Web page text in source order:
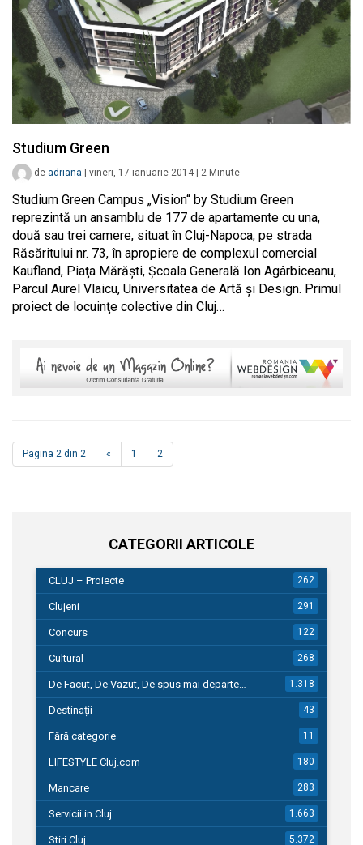
Studium Green
de adriana vineri, 17 ianuarie 2014 2 Minute
Studium Green Campus „Vision“ by Studium Green
reprezintă un ansamblu de 177 de apartamente cu una,
două sau trei camere, situat în Cluj-Napoca, pe strada
Răsăritului nr. 73, în apropiere de complexul comercial
Kaufland, Piaţa Mărăşti, Şcoala Generală Ion Agârbiceanu,
Parcul Aurel Vlaicu, Universitatea de Artă şi Design. Primul
proiect de locuinţe colective din Cluj…
Pagina 2 din 2 « 1 2
CATEGORII ARTICOLE
CLUJ – Proiecte 262
Clujeni 291
Concurs 122
Cultural 268
De Facut, De Vazut, De spus mai departe… 1.318
Destinații 43
Fără categorie 11
LIFESTYLE Cluj.com 180
Mancare 283
Servicii in Cluj 1.663
Stiri Cluj 5.372